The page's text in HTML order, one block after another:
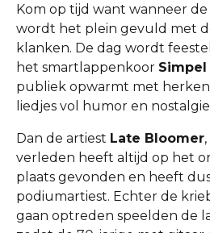
Kom op tijd want wanneer
wordt het plein gevuld met
klanken. De dag wordt
het smartlappenkoor
publiek opwarmt met
liedjes vol humor en
Dan de artiest Late Bloomer
verleden heeft altijd op het
plaats gevonden en heeft
podiumartiest. Echter de
gaan optreden speelden de